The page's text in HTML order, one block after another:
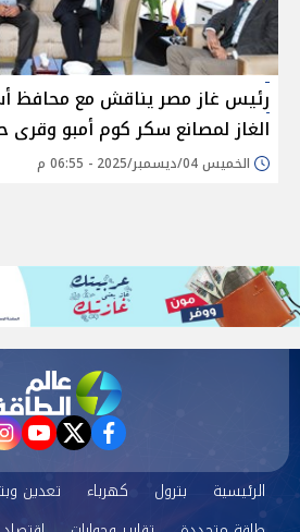
رئيس غاز مصر يناقش مع محافظ
الغاز لمصانع سكر كوم أمبو وقرى
الخميس 04/ديسمبر/2025 - 06:55 م
facebook
twitter
الرئيسية بترول كهرباء
تعدين